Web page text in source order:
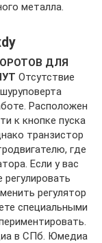
металла.
ДЛЯ
Отсутствие
Расположен
к кнопке пуска
транзистор
где
Если у вас
регулятор
специальными
в СПб. Юмедиа